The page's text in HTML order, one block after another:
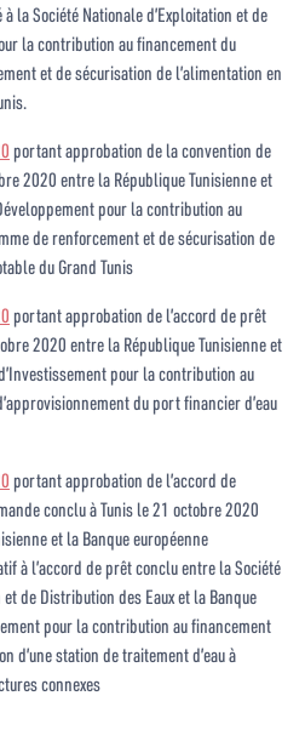
la Société Nationale d’Exploitation et de
la contribution au financement du
et de sécurisation de l’alimentation en
portant approbation de la convention de
2020 entre la République Tunisienne et
pour la contribution au
de renforcement et de sécurisation de
du Grand Tunis
portant approbation de l’accord de prêt
2020 entre la République Tunisienne et
pour la contribution au
du port financier d’eau
portant approbation de l’accord de
conclu à Tunis le 21 octobre 2020
et la Banque européenne
à l’accord de prêt conclu entre la Société
de Distribution des Eaux et la Banque
pour la contribution au financement
d’une station de traitement d’eau à
connexes